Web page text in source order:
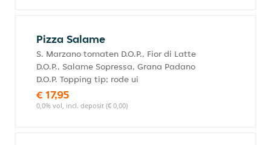
Pizza Salame
S. Marzano tomaten D.O.P., Fior di Latte
D.O.P., Salame Sopressa, Grana Padano
D.O.P. Topping tip; rode ui
€ 17,95
0,0% vol, incl. deposit (€ 0,00)